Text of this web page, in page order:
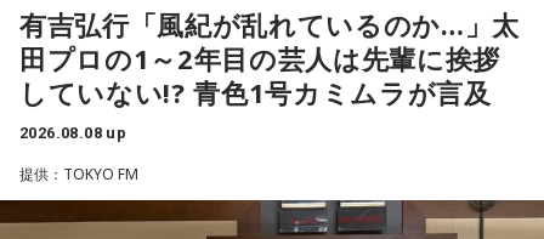
それに対してまた変化をしてくるから。だから“個”の力を高め
て、時間をつくれる選手が重要になってくるということです
ね。
◆世界で戦うために必要な“個”の力
あの戦いができたというのは、選手層も相当厚くなったとい
輝き、Jリーグ通算228試合出場93得点を挙げ、日本代表では
45試合出場で9ゴールを記録するなど活躍を見せ、1993年に
はW杯アジア地区最終予選にも出場しました。2002年に現役
を引退した後は、サッカー解説者としてメディアでの活動の
活かしながら幅広く活動しています。
◆福田正博がW杯ブラジル戦を総括
有吉弘行「風紀が乱れているのか…」太
田プロの1～2年目の芸人は先輩に挨拶
していない!? 青色1号カミムラが言及
2026.08.08 up
提供：TOKYO FM